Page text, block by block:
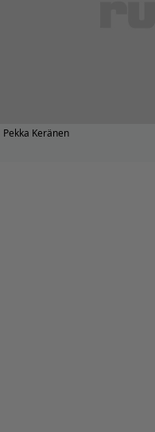
Pekka Keränen